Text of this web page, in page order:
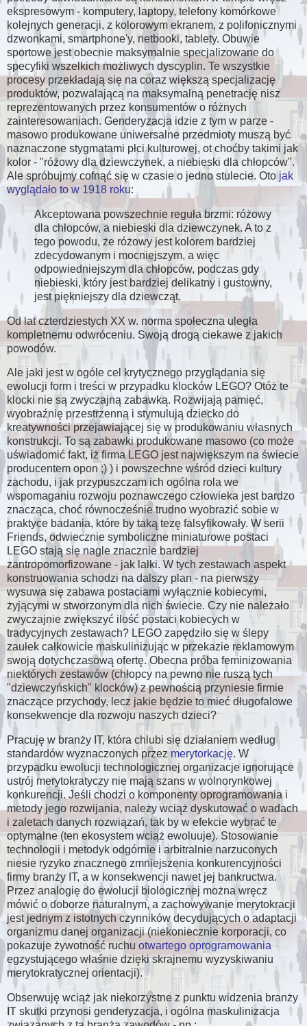
ekspresowym - komputery, laptopy, telefony komórkowe
kolejnych generacji, z kolorowym ekranem, z polifonicznymi
dzwonkami, smartphone'y, netbooki, tablety. Obuwie
sportowe jest obecnie maksymalnie specjalizowane do
specyfiki wszelkich możliwych dyscyplin. Te wszystkie
procesy przekładają się na coraz większą specjalizację
produktów, pozwalającą na maksymalną penetrację nisz
reprezentowanych przez konsumentów o różnych
zainteresowaniach. Genderyzacja idzie z tym w parze -
masowo produkowane uniwersalne przedmioty muszą być
naznaczone stygmatami płci kulturowej, ot choćby takimi jak
kolor - "różowy dla dziewczynek, a niebieski dla chłopców".
Ale spróbujmy cofnąć się w czasie o jedno stulecie. Oto jak
wyglądało to w 1918 roku:
Akceptowana powszechnie reguła brzmi: różowy
dla chłopców, a niebieski dla dziewczynek. A to z
tego powodu, że różowy jest kolorem bardziej
zdecydowanym i mocniejszym, a więc
odpowiedniejszym dla chłopców, podczas gdy
niebieski, który jest bardziej delikatny i gustowny,
jest piękniejszy dla dziewcząt.
Od lat czterdziestych XX w. norma społeczna uległa
kompletnemu odwróceniu. Swoją drogą ciekawe z jakich
powodów.
Ale jaki jest w ogóle cel krytycznego przyglądania się
ewolucji form i treści w przypadku klocków LEGO? Otóż te
klocki nie są zwyczajną zabawką. Rozwijają pamięć,
wyobraźnię przestrzenną i stymulują dziecko do
kreatywności przejawiającej się w produkowaniu własnych
konstrukcji. To są zabawki produkowane masowo (co może
uświadomić fakt, iż firma LEGO jest największym na świecie
producentem opon ;) ) i powszechne wśród dzieci kultury
zachodu, i jak przypuszczam ich ogólna rola we
wspomaganiu rozwoju poznawczego człowieka jest bardzo
znacząca, choć równocześnie trudno wyobrazić sobie w
praktyce badania, które by taką tezę falsyfikowały. W serii
Friends, odwiecznie symboliczne miniaturowe postaci
LEGO stają się nagle znacznie bardziej
zantropomorfizowane - jak lalki. W tych zestawach aspekt
konstruowania schodzi na dalszy plan - na pierwszy
wysuwa się zabawa postaciami wyłącznie kobiecymi,
żyjącymi w stworzonym dla nich świecie. Czy nie należało
zwyczajnie zwiększyć ilość postaci kobiecych w
tradycyjnych zestawach? LEGO zapędziło się w ślepy
zaułek całkowicie maskulinizując w przekazie reklamowym
swoją dotychczasową ofertę. Obecna próba feminizowania
niektórych zestawów (chłopcy na pewno nie ruszą tych
"dziewczyńskich" klocków) z pewnością przyniesie firmie
znaczące przychody, lecz jakie będzie to mieć długofalowe
konsekwencje dla rozwoju naszych dzieci?
Pracuję w branży IT, która chlubi się działaniem według
standardów wyznaczonych przez merytorkację. W
przypadku ewolucji technologicznej organizacje ignorujące
ustrój merytokratyczy nie mają szans w wolnorynkowej
konkurencji. Jeśli chodzi o komponenty oprogramowania i
metody jego rozwijania, należy wciąż dyskutować o wadach
i zaletach danych rozwiązań, tak by w efekcie wybrać te
optymalne (ten ekosystem wciąż ewoluuje). Stosowanie
technologii i metodyk odgórnie i arbitralnie narzuconych
niesie ryzyko znacznego zmniejszenia konkurencyjności
firmy branży IT, a w konsekwencji nawet jej bankructwa.
Przez analogię do ewolucji biologicznej można wręcz
mówić o doborze naturalnym, a zachowywanie merytokracji
jest jednym z istotnych czynników decydujących o adaptacji
organizmu danej organizacji (niekoniecznie korporacji, co
pokazuje żywotność ruchu otwartego oprogramowania
egzystującego właśnie dzięki skrajnemu wyzyskiwaniu
merytokratycznej orientacji).
Obserwuję wciąż jak niekorzystne z punktu widzenia branży
IT skutki przynosi genderyzacja, i ogólna maskulinizacja